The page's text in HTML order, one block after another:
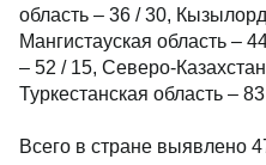
область – 36 / 30,
Мангистауская область –
– 52 / 15, Северо-
Туркестанская область –
Всего в стране выявлено